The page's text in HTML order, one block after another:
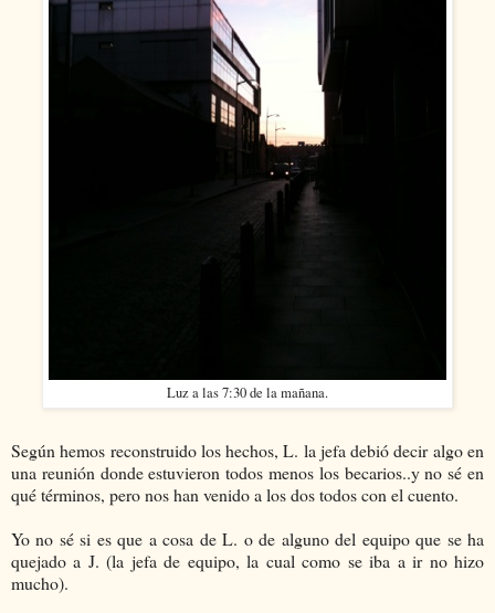
Luz a las 7:30 de la mañana.
Según hemos reconstruido los hechos, L. la jefa debió decir algo en
una reunión donde estuvieron todos menos los becarios..y no sé en
qué términos, pero nos han venido a los dos todos con el cuento.
Yo no sé si es que a cosa de L. o de alguno del equipo que se ha
quejado a J. (la jefa de equipo, la cual como se iba a ir no hizo
mucho).